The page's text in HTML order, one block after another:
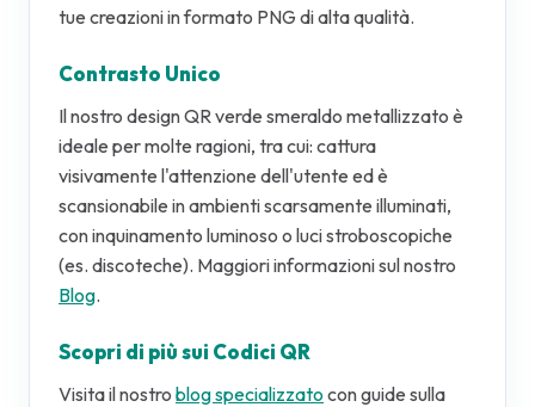
tue creazioni in formato PNG di alta qualità.
Contrasto Unico
Il nostro design QR verde smeraldo metallizzato è
ideale per molte ragioni, tra cui: cattura
visivamente l'attenzione dell'utente ed è
scansionabile in ambienti scarsamente illuminati,
con inquinamento luminoso o luci stroboscopiche
(es. discoteche). Maggiori informazioni sul nostro
Blog.
Scopri di più sui Codici QR
Visita il nostro blog specializzato con guide sulla